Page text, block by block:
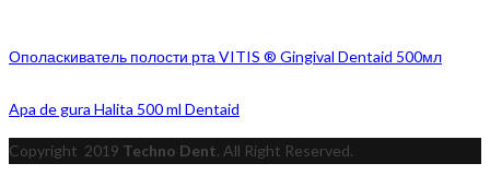
Ополаскиватель полости рта VITIS ® Gingival Dentaid 500мл
Apa de gura Halita 500 ml Dentaid
Copyright 2019 Techno Dent. All Right Reserved.